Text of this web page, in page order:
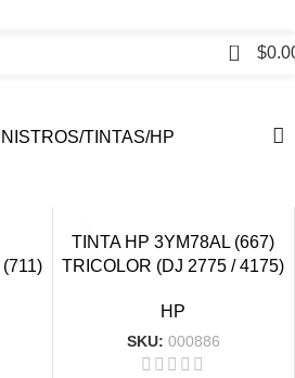
0 $
TINTAS HP
TINTA HP 3YM78AL (667)
TRICOLOR (DJ 2775 / 4175)
HP
SKU: 000886